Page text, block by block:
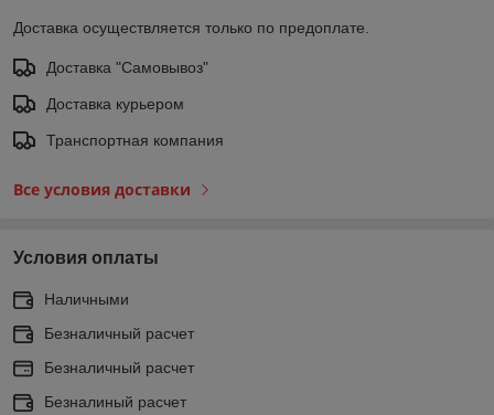
Доставка осуществляется только по предоплате.
Доставка "Самовывоз"
Доставка курьером
Транспортная компания
Все условия доставки
Условия оплаты
Наличными
Безналичный расчет
Безналичный расчет
Безналиный расчет